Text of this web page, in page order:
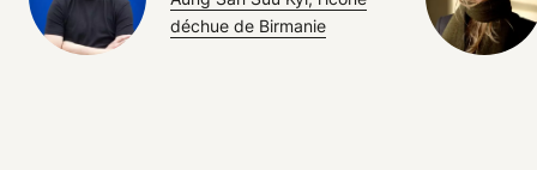
déchue de Birmanie